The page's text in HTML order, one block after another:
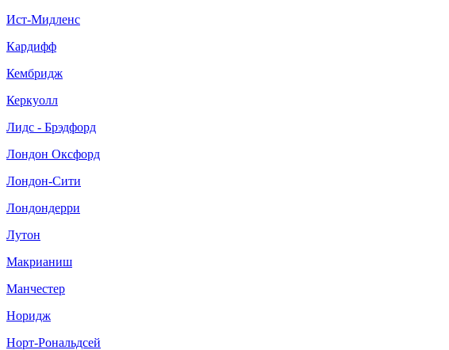
Ист-Мидленс
Кардифф
Кембридж
Керкуолл
Лидс - Брэдфорд
Лондон Оксфорд
Лондон-Сити
Лондондерри
Лутон
Макрианиш
Манчестер
Норидж
Норт-Рональдсей